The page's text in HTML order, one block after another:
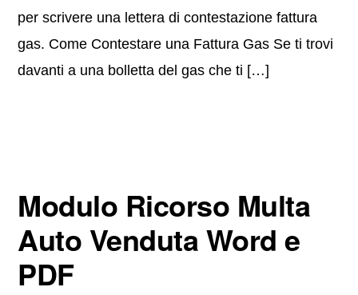
per scrivere una lettera di contestazione fattura
gas. Come Contestare una Fattura Gas Se ti trovi
davanti a una bolletta del gas che ti […]
Modulo Ricorso Multa
Auto Venduta Word e
PDF